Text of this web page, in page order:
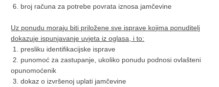
6. broj računa za potrebe povrata iznosa jamčevine
Uz ponudu moraju biti priložene sve isprave kojima ponuditelj
dokazuje ispunjavanje uvjeta iz oglasa, i to:
1. presliku identifikacijske isprave
2. punomoć za zastupanje, ukoliko ponudu podnosi ovlašteni
opunomoćenik
3. dokaz o izvršenoj uplati jamčevine